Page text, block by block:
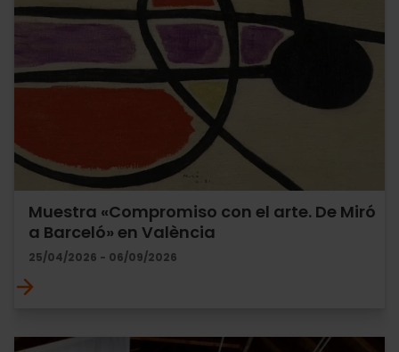
Muestra «Compromiso con el arte. De Miró
a Barceló» en València
25/04/2026 - 06/09/2026